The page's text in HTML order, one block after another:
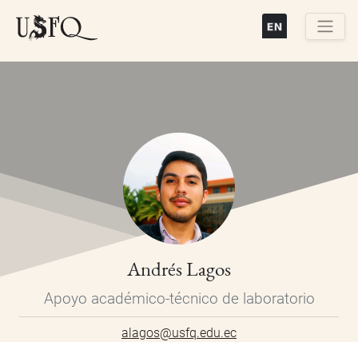
Andrés Lagos
Apoyo académico-técnico de laboratorio
alagos@usfq.edu.ec